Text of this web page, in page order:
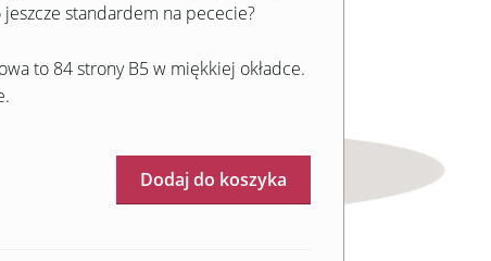
jeszcze standardem na pececie?
to 84 strony B5 w miękkiej okładce.
Dodaj do koszyka